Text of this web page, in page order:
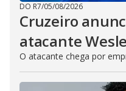
DO R7/05/08/2026
Cruzeiro
atacante
O atacante chega por